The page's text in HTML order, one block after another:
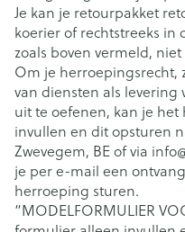
Je kan je retourpakket
koerier of rechtstreeks in
zoals boven vermeld,
Om je herroepingsrecht,
van diensten als levering
uit te oefenen, kan je
invullen en dit opsturen
Zwevegem, BE of via
je per e-mail een
herroeping sturen.
“MODELFORMULIER